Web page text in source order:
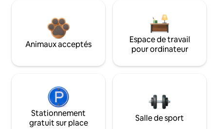
Animaux acceptés
Espace de travail
pour ordinateur
Stationnement
gratuit sur place
Salle de sport